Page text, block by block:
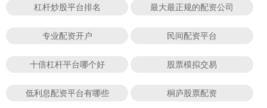
杠杆炒股平台排名 最大最正规的配资公司
专业配资开户 民间配资平台
十倍杠杆平台哪个好 股票模拟交易
低利息配资平台有哪些 桐庐股票配资